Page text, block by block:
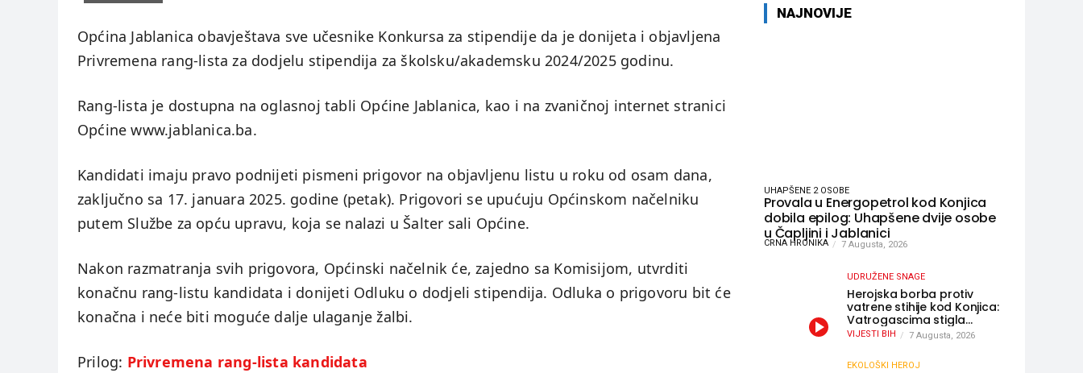
Općina Jablanica obavještava sve učesnike Konkursa za stipendije da je donijeta i objavljena
Privremena rang-lista za dodjelu stipendija za školsku/akademsku 2024/2025 godinu.
Rang-lista je dostupna na oglasnoj tabli Općine Jablanica, kao i na zvaničnoj internet stranici
Općine www.jablanica.ba.
Kandidati imaju pravo podnijeti pismeni prigovor na objavljenu listu u roku od osam dana,
zaključno sa 17. januara 2025. godine (petak). Prigovori se upućuju Općinskom načelniku
putem Službe za opću upravu, koja se nalazi u Šalter sali Općine.
Nakon razmatranja svih prigovora, Općinski načelnik će, zajedno sa Komisijom, utvrditi
konačnu rang-listu kandidata i donijeti Odluku o dodjeli stipendija. Odluka o prigovoru bit će
konačna i neće biti moguće dalje ulaganje žalbi.
Prilog: Privremena rang-lista kandidata
NAJNOVIJE
UHAPŠENE 2 OSOBE
Provala u Energopetrol kod Konjica
dobila epilog: Uhapšene dvije osobe
u Čapljini i Jablanici
CRNA HRONIKA 7 Augusta, 2026
UDRUŽENE SNAGE
Herojska borba protiv
vatrene stihije kod Konjica:
Vatrogascima stigla
pomoć iz Sarajeva,
helikopteri i Air Tractori
udružili snage
VIJESTI BIH 7 Augusta, 2026
EKOLOŠKI HEROJ